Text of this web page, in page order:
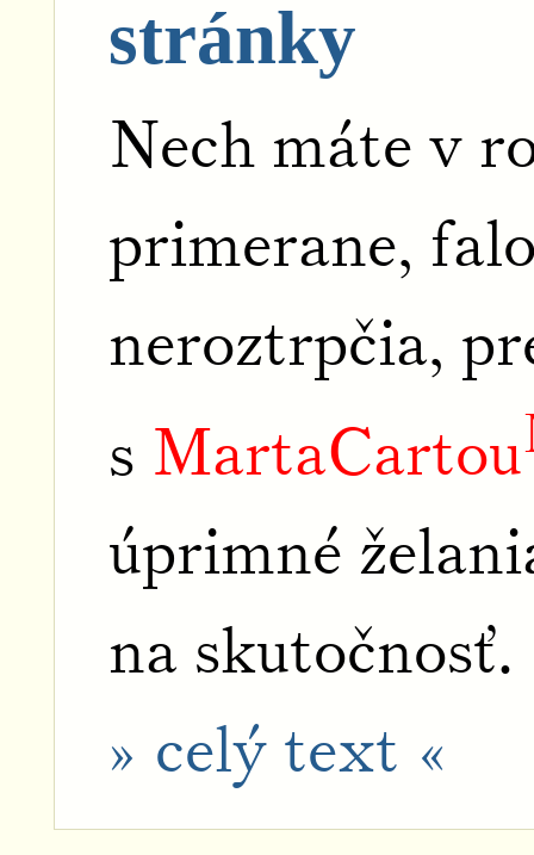
stránky
Nech máte v
primerane,
neroztrpčia,
s MartaCartou
úprimné
na skutočnosť.
» celý text «